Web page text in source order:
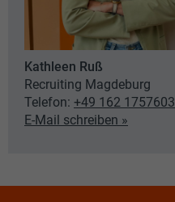
Kathleen Ruß
Recruiting Magdeburg
Telefon: +49 162 1757603
E-Mail schreiben »